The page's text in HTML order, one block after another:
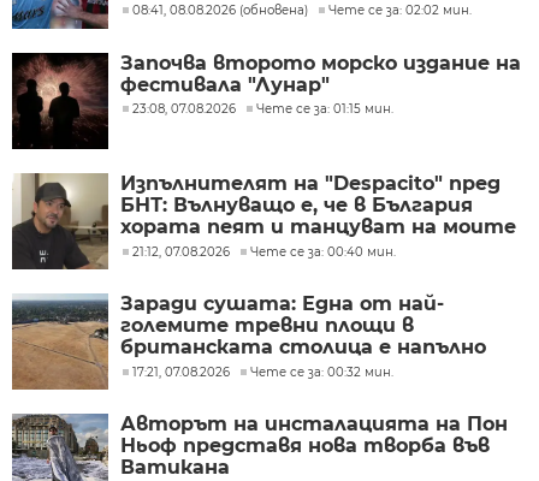
08:41, 08.08.2026 (обновена) Чете се за: 02:02 мин.
Започва второто морско издание на
фестивала "Лунар"
23:08, 07.08.2026 Чете се за: 01:15 мин.
Изпълнителят на "Despacito" пред
БНТ: Вълнуващо е, че в България
хората пеят и танцуват на моите
песни
21:12, 07.08.2026 Чете се за: 00:40 мин.
Заради сушата: Една от най-
големите тревни площи в
британската столица е напълно
изгоряла
17:21, 07.08.2026 Чете се за: 00:32 мин.
Авторът на инсталацията на Пон
Ньоф представя нова творба във
Ватикана